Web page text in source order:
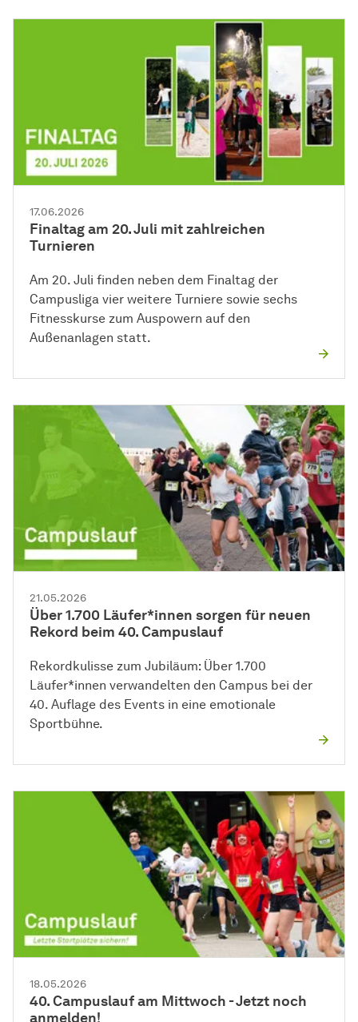
17.06.2026
Finaltag am 20. Juli mit zahlreichen
Turnieren
Am 20. Juli finden neben dem Finaltag der
Campusliga vier weitere Turniere sowie sechs
Fitnesskurse zum Auspowern auf den
Außenanlagen statt.
21.05.2026
Über 1.700 Läufer*innen sorgen für neuen
Rekord beim 40. Campuslauf
Rekordkulisse zum Jubiläum: Über 1.700
Läufer*innen verwandelten den Campus bei der
40. Auflage des Events in eine emotionale
Sportbühne.
18.05.2026
40. Campuslauf am Mittwoch - Jetzt noch
anmelden!